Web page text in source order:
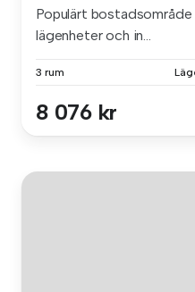
Populärt bostadsområde
lägenheter och in...
3 rum
8 076 kr